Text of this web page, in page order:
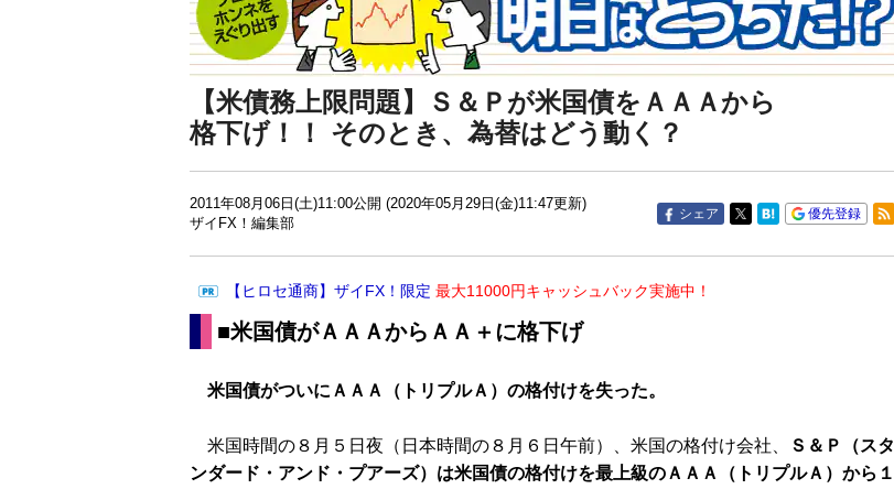
【米債務上限問題】Ｓ＆Ｐが米国債をＡＡＡから
格下げ！！ そのとき、為替はどう動く？
2011年08月06日(土)11:00公開 (2020年05月29日(金)11:47更新)
ザイFX！編集部
シェア 優先登録
【ヒロセ通商】ザイFX！限定 最大11000円キャッシュバック実施中！
■米国債がＡＡＡからＡＡ＋に格下げ
米国債がついにＡＡＡ（トリプルＡ）の格付けを失った。
米国時間の８月５日夜（日本時間の８月６日午前）、米国の格付け会社、
Ｓ＆Ｐ（スタ
ンダード・アンド・プアーズ）は米国債の格付けを最上級のＡＡＡ（トリプルＡ）から１